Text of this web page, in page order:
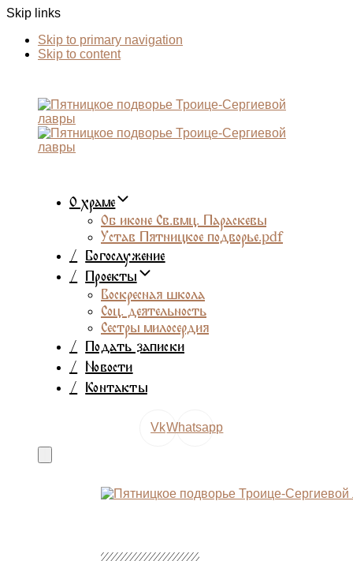
Skip links
Skip to primary navigation
Skip to content
О храме
Об иконе Св.вмц. Параскевы
Устав Пятницкое подворье.pdf
/ Богослужение
/ Проекты
Воскресная школа
Соц. деятельность
Сестры милосердия
/ Подать записки
/ Новости
/ Контакты
VkWhatsapp